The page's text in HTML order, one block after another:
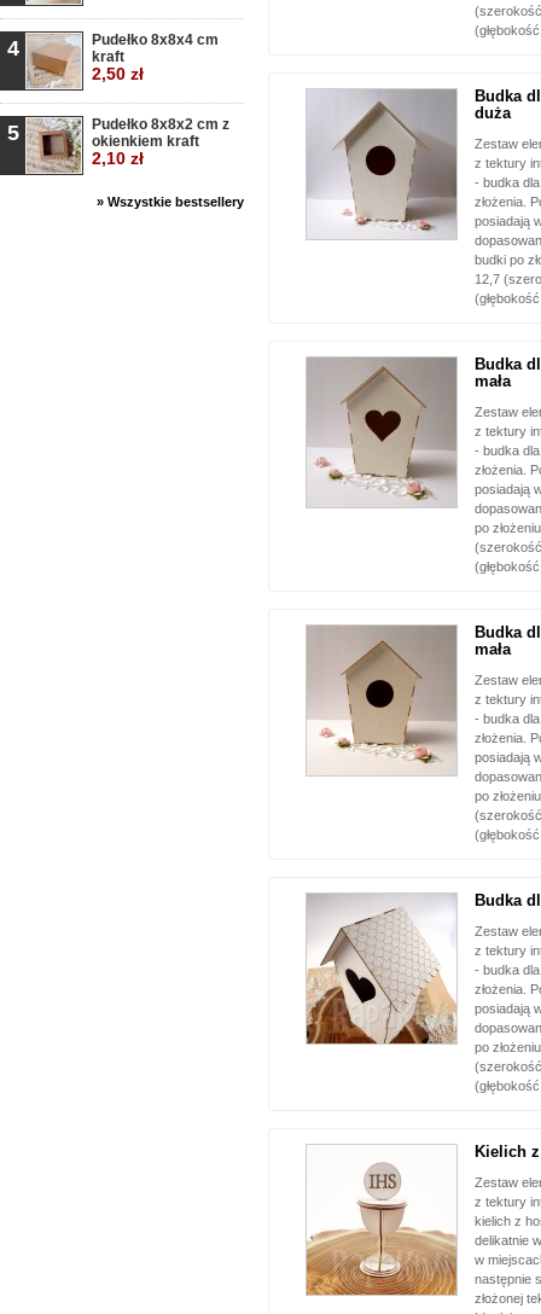
4
Pudełko 8x8x4 cm
kraft
2,50 zł
5
Pudełko 8x8x2 cm z
okienkiem kraft
2,10 zł
» Wszystkie bestsellery
Budka
duża
Zestaw
z tektury
- budka
złożenia.
posiadają
budki po
12,7
Budka
mała
Zestaw
z tektury
- budka
złożenia.
posiadają
po
Budka
mała
Zestaw
z tektury
- budka
złożenia.
posiadają
po
Budka
Zestaw
z tektury
- budka
złożenia.
posiadają
po
Kielich
Zestaw
z tektury
kielich z
delikatnie
w
następnie
złożonej